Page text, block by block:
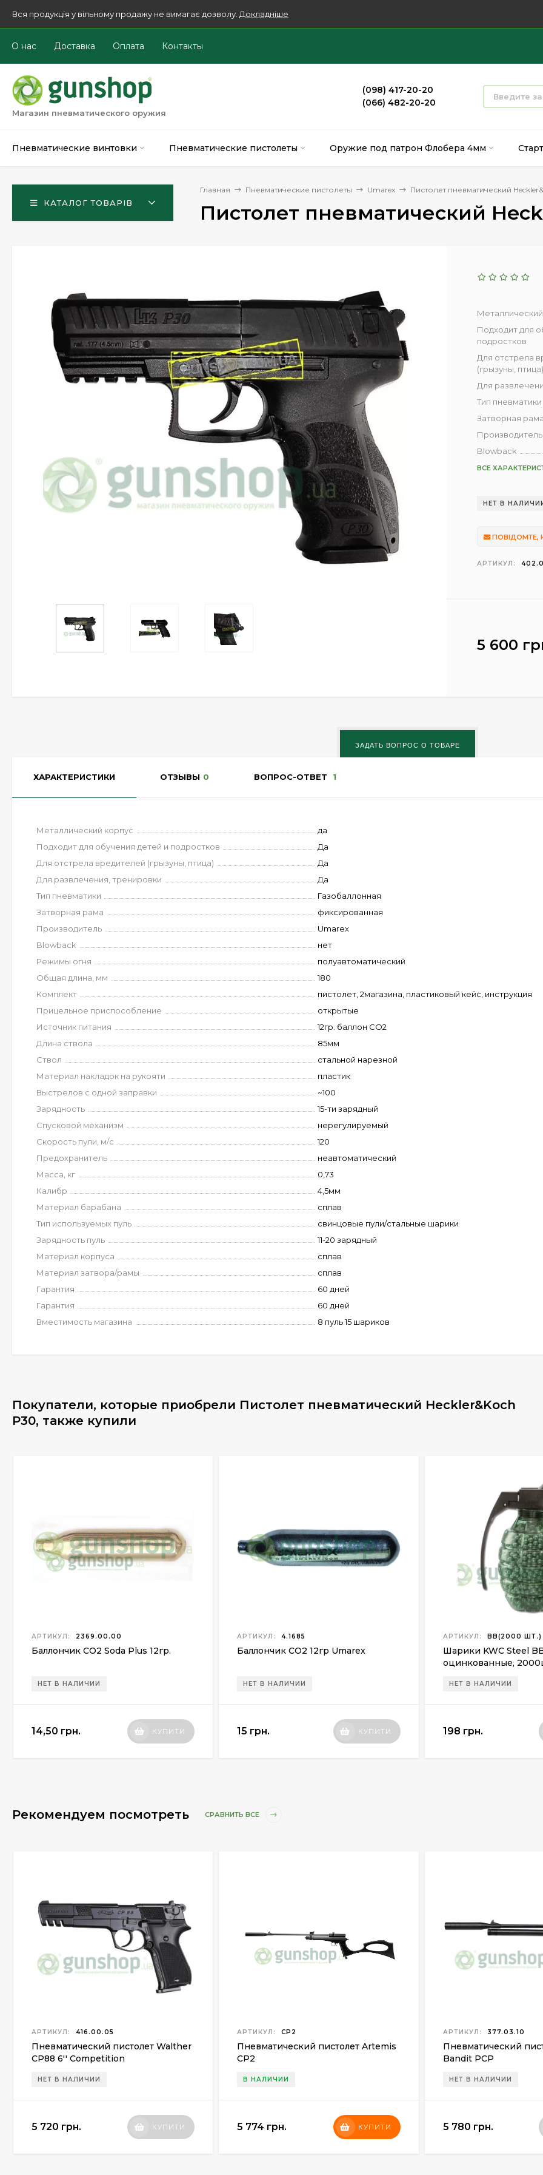
Вся продукція у вільному продажу не вимагає дозволу. Докладніше
О нас Доставка Оплата Контакты
Магазин пневматического оружия
(098) 417-20-20
(066) 482-20-20
Пневматические винтовки Пневматические пистолеты Оружие под патрон Флобера 4мм
КАТАЛОГ ТОВАРІВ
Главная Пневматические пистолеты Umarex Пистолет пневматический
Пистолет пневматический
Подходит для
подростков
Для отстрела
(грызуны, птица)
Для
Тип пневматики
Затворная рама
Производитель
Blowback
ВСЕ
НЕТ В
ПОВІДОМТЕ,
АРТИКУЛ:
5 600
ХАРАКТЕРИСТИКИ ОТЗЫВЫ 0 ВОПРОС-ОТВЕТ 1
Металлический корпус
да
Подходит для обучения детей и подростков
Да
Для отстрела вредителей (грызуны, птица)
Да
Для развлечения, тренировки
Да
Тип пневматики
Газобаллонная
Затворная рама
фиксированная
Производитель
Umarex
Blowback
нет
Режимы огня
полуавтоматический
Общая длина, мм
180
Комплект
пистолет, 2магазина, пластиковый кейс, инструкция
Прицельное приспособление
открытые
Источник питания
12гр. баллон CO2
Длина ствола
85мм
Ствол
стальной нарезной
Материал накладок на рукояти
пластик
Выстрелов с одной заправки
~100
Зарядность
15-ти зарядный
Спусковой механизм
нерегулируемый
Скорость пули, м/с
120
Предохранитель
неавтоматический
Масса, кг
0,73
Калибр
4,5мм
Материал барабана
сплав
Тип используемых пуль
свинцовые пули/стальные шарики
Зарядность пуль
11-20 зарядный
Материал корпуса
сплав
Материал затвора/рамы
сплав
Гарантия
60 дней
Гарантия
60 дней
Вместимость магазина
8 пуль 15 шариков
Покупатели, которые приобрели Пистолет пневматический Heckler&Koch
P30, также купили
АРТИКУЛ: 2369.00.00
Баллончик СО2 Soda Plus 12гр.
НЕТ В НАЛИЧИИ
14,50 грн. КУПИТИ
АРТИКУЛ: 4.1685
Баллончик СО2 12гр Umarex
НЕТ В НАЛИЧИИ
15 грн. КУПИТИ
АРТИКУЛ: BB(2000 ШТ.)
Шарики KWC Steel
оцинкованные,
НЕТ В НАЛИЧИИ
198 грн.
Рекомендуем посмотреть СРАВНИТЬ ВСЕ
АРТИКУЛ: 416.00.05
Пневматический пистолет Walther
CP88 6'' Competition
НЕТ В НАЛИЧИИ
5 720 грн. КУПИТИ
АРТИКУЛ: CP2
Пневматический пистолет Artemis
CP2
В НАЛИЧИИ
5 774 грн. КУПИТИ
АРТИКУЛ: 377.03.10
Пневматический
Bandit PCP
НЕТ В НАЛИЧИИ
5 780 грн.